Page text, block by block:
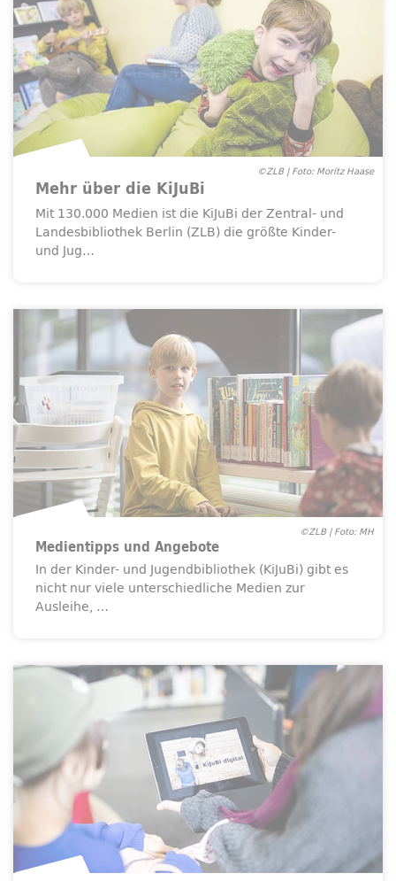
©ZLB | Foto: Moritz Haase
Mehr über die KiJuBi
Mit 130.000 Medien ist die KiJuBi der Zentral- und
Landesbibliothek Berlin (ZLB) die größte Kinder-
und Jug…
©ZLB | Foto: MH
Medientipps und Angebote
In der Kinder- und Jugendbibliothek (KiJuBi) gibt es
nicht nur viele unterschiedliche Medien zur
Ausleihe, …